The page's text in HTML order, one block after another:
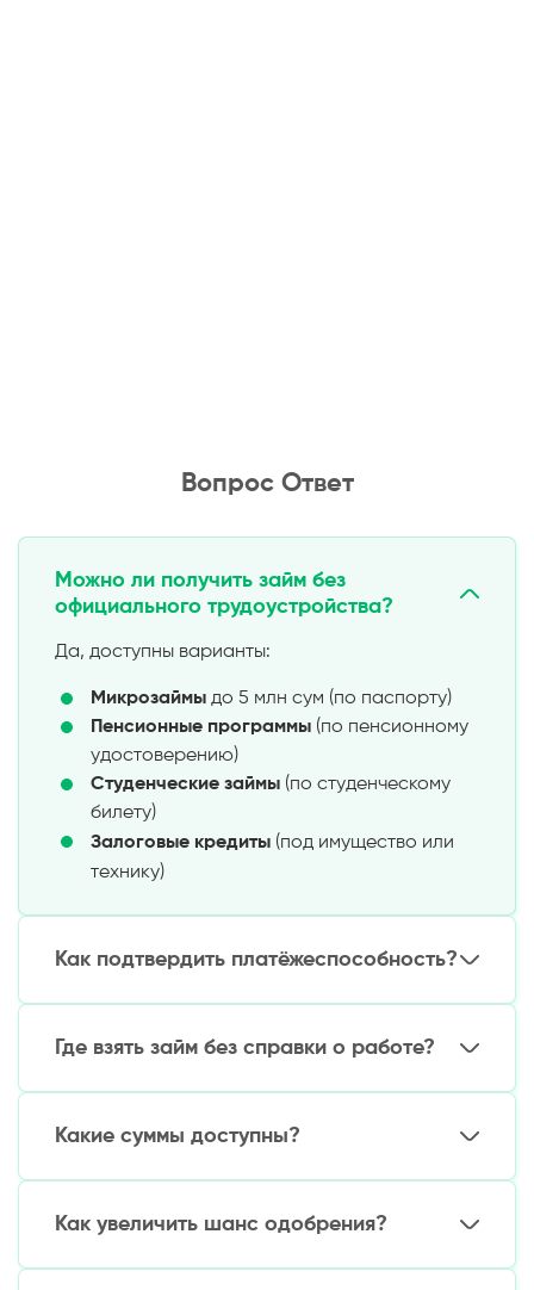
Вопрос Ответ
Можно ли получить займ без
официального трудоустройства?
Да, доступны варианты:
Микрозаймы до 5 млн сум (по паспорту)
Пенсионные программы (по пенсионному
удостоверению)
Студенческие займы (по студенческому
билету)
Залоговые кредиты (под имущество или
технику)
Как подтвердить платёжеспособность?
Альтернативные способы:
Выписка по банковскому счету
Договоры подряда (для фрилансеров)
Где взять займ без справки о работе?
Проверенные варианты:
Онлайн-МФОс автоматическим
Ломбарды(под залог имущества)
Какие суммы доступны?
Лимиты:
Без подтверждения дохода: до 3 млн сум
Как увеличить шанс одобрения?
Советы: